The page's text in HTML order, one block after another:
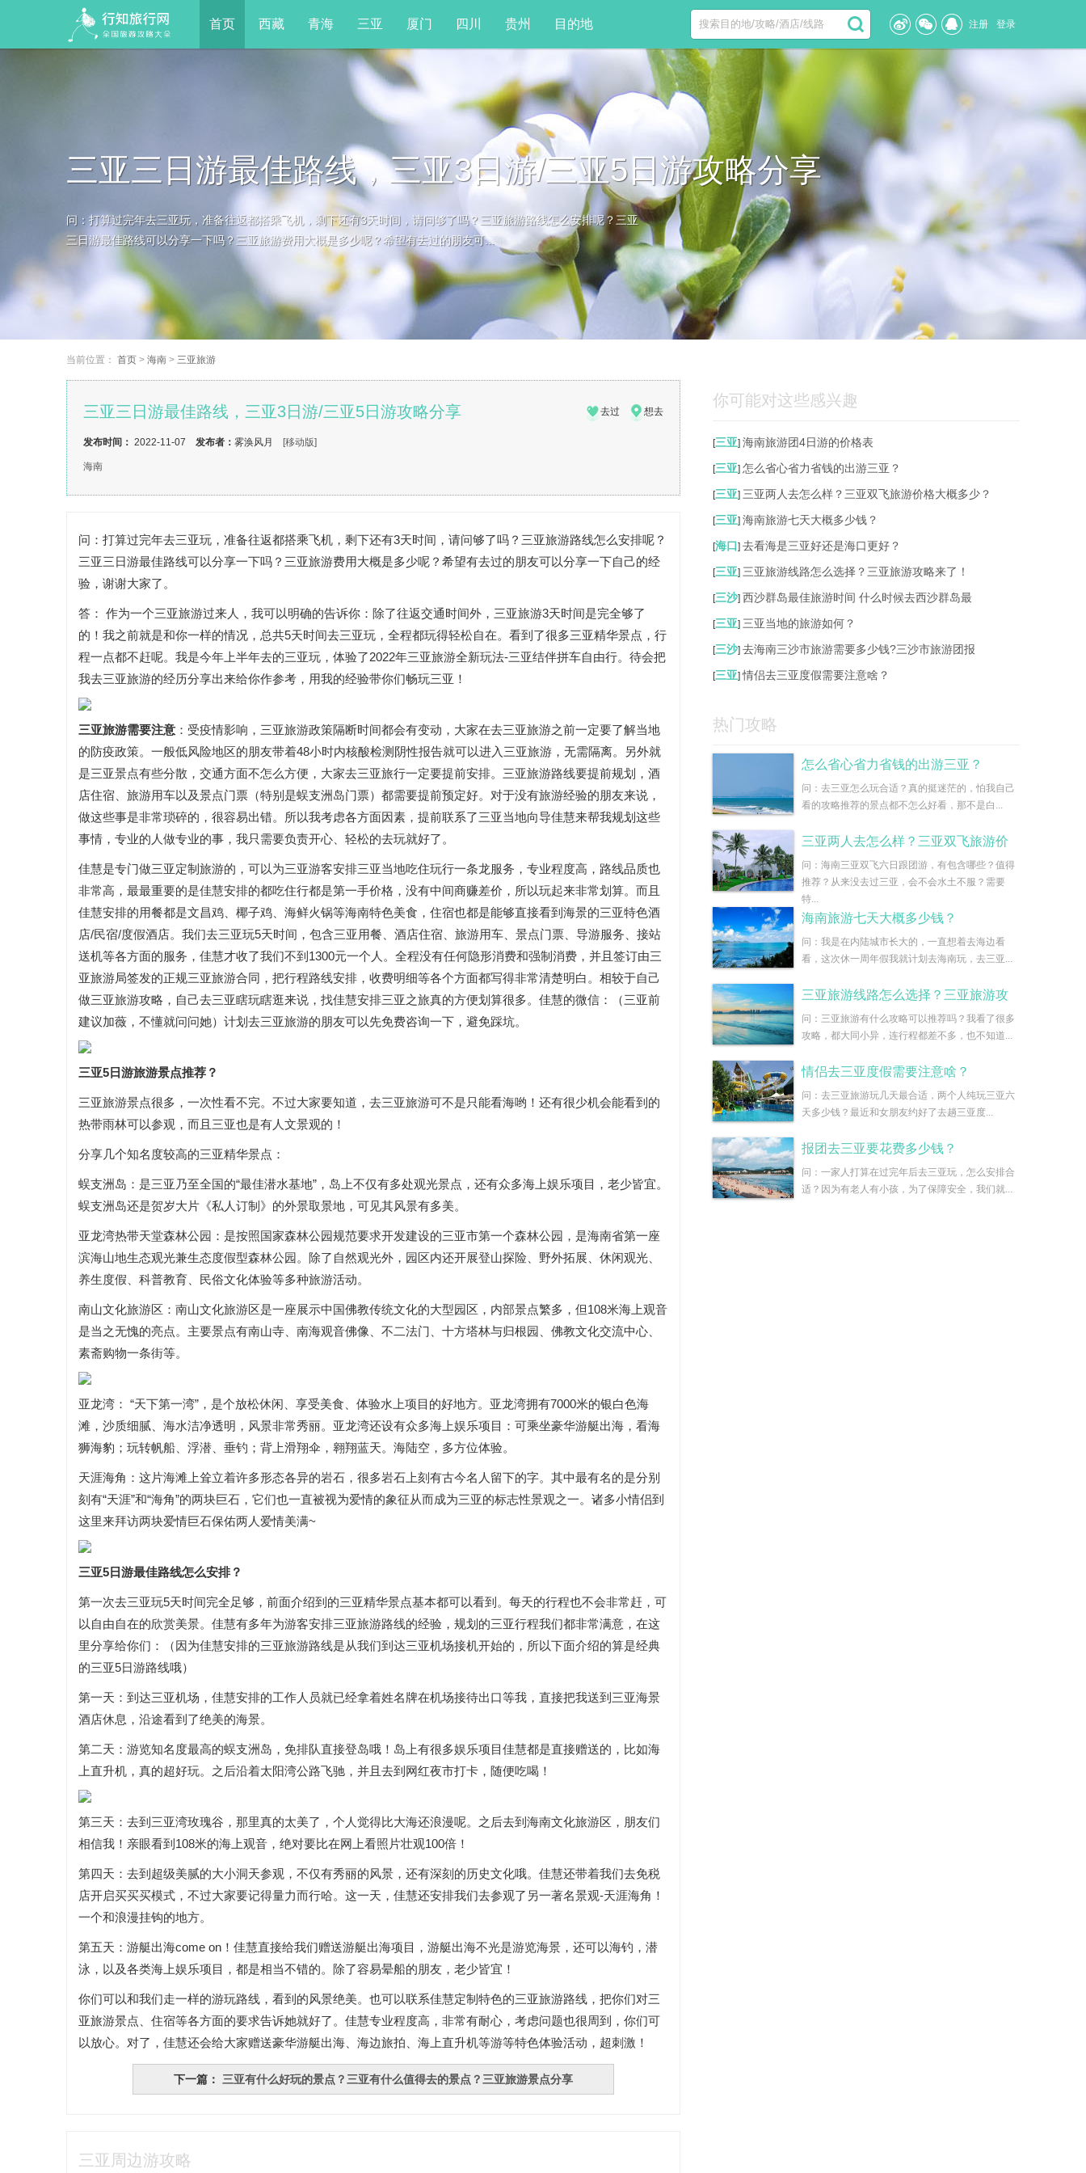
首页 西藏 青海 三亚 厦门 四川 贵州 目的地 注册 登录
三亚三日游最佳路线，三亚3日游/三亚5日游攻略分享
问：打算过完年去三亚玩，准备往返都搭乘飞机，剩下还有3天时间，请问够了吗？三亚旅游路线怎么安排呢？三亚
三日游最佳路线可以分享一下吗？三亚旅游费用大概是多少呢？希望有去过的朋友可...
当前位置： 首页 > 海南 > 三亚旅游
三亚三日游最佳路线，三亚3日游/三亚5日游攻略分享 想去
去过
发布时间： 2022-11-07 发布者： 雾涣风月 [移动版]
海南
问：打算过完年去三亚玩，准备往返都搭乘飞机，剩下还有3天时间，请问够了吗？三亚旅游路线怎么安排呢？
三亚三日游最佳路线可以分享一下吗？三亚旅游费用大概是多少呢？希望有去过的朋友可以分享一下自己的经
验，谢谢大家了。
答： 作为一个三亚旅游过来人，我可以明确的告诉你：除了往返交通时间外，三亚旅游3天时间是完全够了
的！我之前就是和你一样的情况，总共5天时间去三亚玩，全程都玩得轻松自在。看到了很多三亚精华景点，行
程一点都不赶呢。我是今年上半年去的三亚玩，体验了2022年三亚旅游全新玩法-三亚结伴拼车自由行。待会把
我去三亚旅游的经历分享出来给你作参考，用我的经验带你们畅玩三亚！
三亚旅游需要注意 ：受疫情影响，三亚旅游政策隔断时间都会有变动，大家在去三亚旅游之前一定要了解当地
的防疫政策。一般低风险地区的朋友带着48小时内核酸检测阴性报告就可以进入三亚旅游，无需隔离。另外就
是三亚景点有些分散，交通方面不怎么方便，大家去三亚旅行一定要提前安排。三亚旅游路线要提前规划，酒
店住宿、旅游用车以及景点门票（特别是蜈支洲岛门票）都需要提前预定好。对于没有旅游经验的朋友来说，
做这些事是非常琐碎的，很容易出错。所以我考虑各方面因素，提前联系了三亚当地向导佳慧来帮我规划这些
事情，专业的人做专业的事，我只需要负责开心、轻松的去玩就好了。
佳慧是专门做三亚定制旅游的，可以为三亚游客安排三亚当地吃住玩行一条龙服务，专业程度高，路线品质也
非常高，最最重要的是佳慧安排的都吃住行都是第一手价格，没有中间商赚差价，所以玩起来非常划算。而且
佳慧安排的用餐都是文昌鸡、椰子鸡、海鲜火锅等海南特色美食，住宿也都是能够直接看到海景的三亚特色酒
店/民宿/度假酒店。我们去三亚玩5天时间，包含三亚用餐、酒店住宿、旅游用车、景点门票、导游服务、接站
送机等各方面的服务，佳慧才收了我们不到1300元一个人。全程没有任何隐形消费和强制消费，并且签订由三
亚旅游局签发的正规三亚旅游合同，把行程路线安排，收费明细等各个方面都写得非常清楚明白。相较于自己
做三亚旅游攻略，自己去三亚瞎玩瞎逛来说，找佳慧安排三亚之旅真的方便划算很多。佳慧的微信：（三亚前
建议加薇，不懂就问问她）计划去三亚旅游的朋友可以先免费咨询一下，避免踩坑。
三亚5日游旅游景点推荐？
三亚旅游景点很多，一次性看不完。不过大家要知道，去三亚旅游可不是只能看海哟！还有很少机会能看到的
热带雨林可以参观，而且三亚也是有人文景观的！
分享几个知名度较高的三亚精华景点：
蜈支洲岛：是三亚乃至全国的“最佳潜水基地”，岛上不仅有多处观光景点，还有众多海上娱乐项目，老少皆宜。
蜈支洲岛还是贺岁大片《私人订制》的外景取景地，可见其风景有多美。
亚龙湾热带天堂森林公园：是按照国家森林公园规范要求开发建设的三亚市第一个森林公园，是海南省第一座
滨海山地生态观光兼生态度假型森林公园。除了自然观光外，园区内还开展登山探险、野外拓展、休闲观光、
养生度假、科普教育、民俗文化体验等多种旅游活动。
南山文化旅游区：南山文化旅游区是一座展示中国佛教传统文化的大型园区，内部景点繁多，但108米海上观音
是当之无愧的亮点。主要景点有南山寺、南海观音佛像、不二法门、十方塔林与归根园、佛教文化交流中心、
素斋购物一条街等。
亚龙湾： “天下第一湾”，是个放松休闲、享受美食、体验水上项目的好地方。亚龙湾拥有7000米的银白色海
滩，沙质细腻、海水洁净透明，风景非常秀丽。亚龙湾还设有众多海上娱乐项目：可乘坐豪华游艇出海，看海
狮海豹；玩转帆船、浮潜、垂钓；背上滑翔伞，翱翔蓝天。海陆空，多方位体验。
天涯海角：这片海滩上耸立着许多形态各异的岩石，很多岩石上刻有古今名人留下的字。其中最有名的是分别
刻有“天涯”和“海角”的两块巨石，它们也一直被视为爱情的象征从而成为三亚的标志性景观之一。诸多小情侣到
这里来拜访两块爱情巨石保佑两人爱情美满~
三亚5日游最佳路线怎么安排？
第一次去三亚玩5天时间完全足够，前面介绍到的三亚精华景点基本都可以看到。每天的行程也不会非常赶，可
以自由自在的欣赏美景。佳慧有多年为游客安排三亚旅游路线的经验，规划的三亚行程我们都非常满意，在这
里分享给你们：（因为佳慧安排的三亚旅游路线是从我们到达三亚机场接机开始的，所以下面介绍的算是经典
的三亚5日游路线哦）
第一天：到达三亚机场，佳慧安排的工作人员就已经拿着姓名牌在机场接待出口等我，直接把我送到三亚海景
酒店休息，沿途看到了绝美的海景。
第二天：游览知名度最高的蜈支洲岛，免排队直接登岛哦！岛上有很多娱乐项目佳慧都是直接赠送的，比如海
上直升机，真的超好玩。之后沿着太阳湾公路飞驰，并且去到网红夜市打卡，随便吃喝！
第三天：去到三亚湾玫瑰谷，那里真的太美了，个人觉得比大海还浪漫呢。之后去到海南文化旅游区，朋友们
相信我！亲眼看到108米的海上观音，绝对要比在网上看照片壮观100倍！
第四天：去到超级美腻的大小洞天参观，不仅有秀丽的风景，还有深刻的历史文化哦。佳慧还带着我们去免税
店开启买买买模式，不过大家要记得量力而行哈。这一天，佳慧还安排我们去参观了另一著名景观-天涯海角！
一个和浪漫挂钩的地方。
第五天：游艇出海come on！佳慧直接给我们赠送游艇出海项目，游艇出海不光是游览海景，还可以海钓，潜
泳，以及各类海上娱乐项目，都是相当不错的。除了容易晕船的朋友，老少皆宜！
你们可以和我们走一样的游玩路线，看到的风景绝美。也可以联系佳慧定制特色的三亚旅游路线，把你们对三
亚旅游景点、住宿等各方面的要求告诉她就好了。佳慧专业程度高，非常有耐心，考虑问题也很周到，你们可
以放心。对了，佳慧还会给大家赠送豪华游艇出海、海边旅拍、海上直升机等游等特色体验活动，超刺激！
下一篇： 三亚有什么好玩的景点？三亚有什么值得去的景点？三亚旅游景点分享
三亚周边游攻略
你可能对这些感兴趣
[三亚] 海南旅游团4日游的价格表
[三亚] 怎么省心省力省钱的出游三亚？
[三亚] 三亚两人去怎么样？三亚双飞旅游价格大概多少？
[三亚] 海南旅游七天大概多少钱？
[海口] 去看海是三亚好还是海口更好？
[三亚] 三亚旅游线路怎么选择？三亚旅游攻略来了！
[三沙] 西沙群岛最佳旅游时间 什么时候去西沙群岛最
[三亚] 三亚当地的旅游如何？
[三沙] 去海南三沙市旅游需要多少钱?三沙市旅游团报
[三亚]情侣去三亚度假需要注意啥？
热门攻略
怎么省心省力省钱的出游三亚？
问：去三亚怎么玩合适？真的挺迷茫的，怕我自己
看的攻略推荐的景点都不怎么好看，那不是白...
三亚两人去怎么样？三亚双飞旅游价
问：海南三亚双飞六日跟团游，有包含哪些？值得
推荐？从来没去过三亚，会不会水土不服？需要
特...
海南旅游七天大概多少钱？
问：我是在内陆城市长大的，一直想着去海边看
看，这次休一周年假我就计划去海南玩，去三亚...
三亚旅游线路怎么选择？三亚旅游攻
问：三亚旅游有什么攻略可以推荐吗？我看了很多
攻略，都大同小异，连行程都差不多，也不知道...
情侣去三亚度假需要注意啥？
问：去三亚旅游玩几天最合适，两个人纯玩三亚六
天多少钱？最近和女朋友约好了去趟三亚度...
报团去三亚要花费多少钱？
问：一家人打算在过完年后去三亚玩，怎么安排合
适？因为有老人有小孩，为了保障安全，我们就...